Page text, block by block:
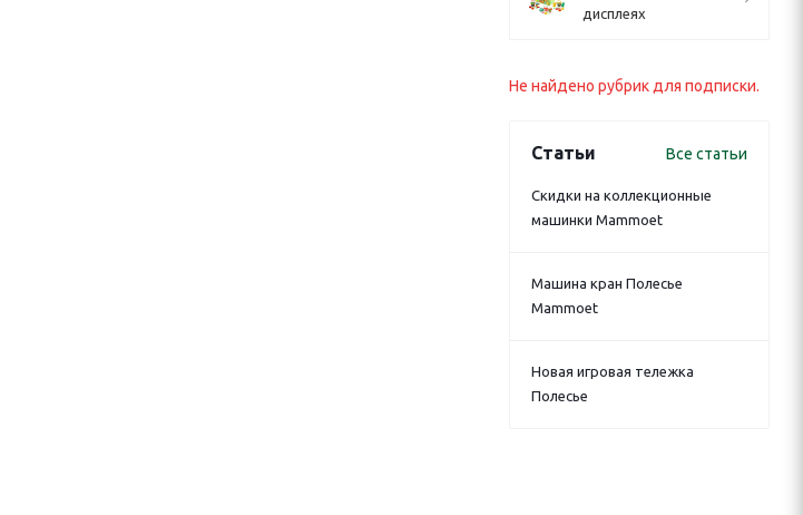
дисплеях
Не найдено рубрик для подписки.
Статьи Все статьи
Скидки на коллекционные
машинки Mammoet
Машина кран Полесье
Mammoet
Новая игровая тележка
Полесье